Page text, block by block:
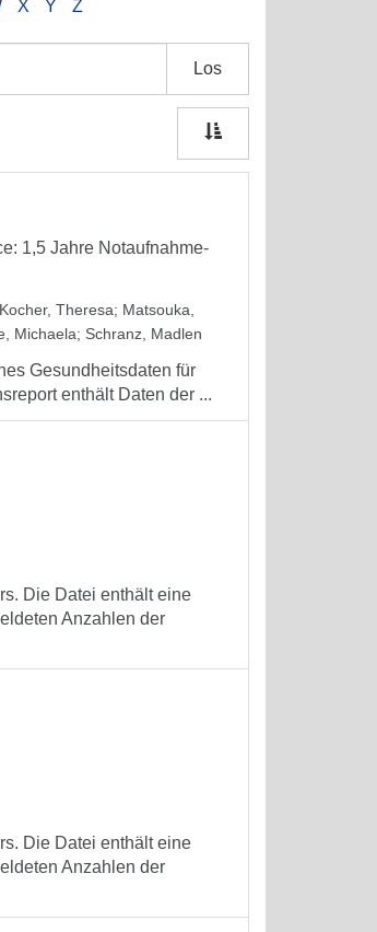
X Y Z
Los
1,5 Jahre Notaufnahme-
Kocher, Theresa; Matsouka,
Michaela; Schranz, Madlen
Gesundheitsdaten für
enthält Daten der ...
Die Datei enthält eine
Anzahlen der
Die Datei enthält eine
Anzahlen der